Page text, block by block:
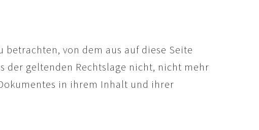
von dem aus auf diese Seite
der geltenden Rechtslage nicht, nicht mehr
in ihrem Inhalt und ihrer